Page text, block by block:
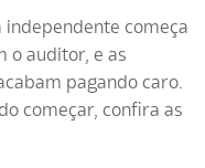
começa
o auditor, e as
pagando caro.
começar, confira as